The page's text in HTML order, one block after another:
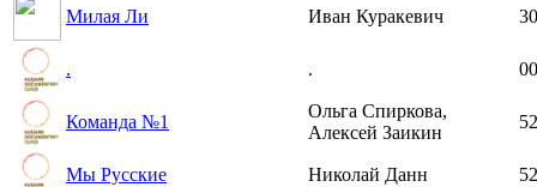
Милая Ли Иван Куракевич
. .
Команда №1
Ольга Спиркова,
Алексей Заикин
Мы Русские Николай Данн